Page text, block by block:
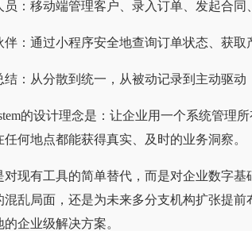
员：移动端管理客户、录入订单、发起合同
伴：通过小程序安全地查询订单状态、获取
结：从分散到统一，从被动记录到主动驱动
的设计理念是：让企业用一个系统管理
何地点都能获得真实、及时的业务洞察。
对现有工具的简单替代，而是对企业数字
混乱局面，还是为未来多分支机构扩张提前
企业级解决方案。